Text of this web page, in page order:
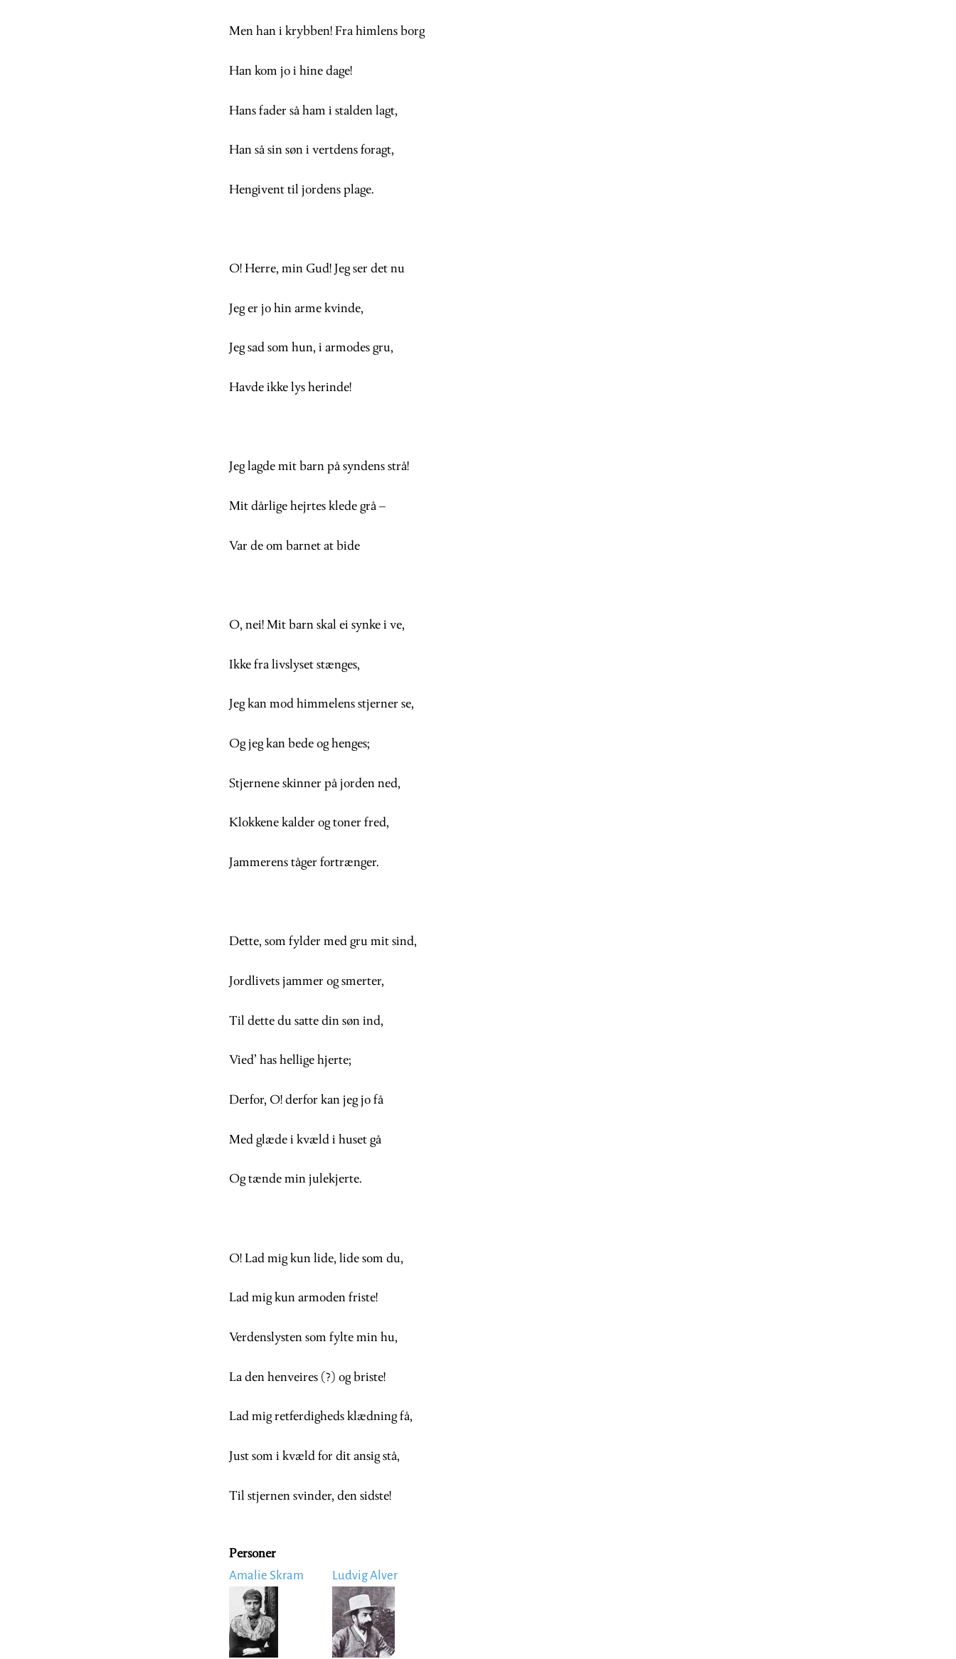
Men han i krybben! Fra himlens borg
Han kom jo i hine dage!
Hans fader så ham i stalden lagt,
Han så sin søn i vertdens foragt,
Hengivent til jordens plage.
O! Herre, min Gud! Jeg ser det nu
Jeg er jo hin arme kvinde,
Jeg sad som hun, i armodes gru,
Havde ikke lys herinde!
Jeg lagde mit barn på syndens strå!
Mit dårlige hejrtes klede grå –
Var de om barnet at bide
O, nei! Mit barn skal ei synke i ve,
Ikke fra livslyset stænges,
Jeg kan mod himmelens stjerner se,
Og jeg kan bede og henges;
Stjernene skinner på jorden ned,
Klokkene kalder og toner fred,
Jammerens tåger fortrænger.
Dette, som fylder med gru mit sind,
Jordlivets jammer og smerter,
Til dette du satte din søn ind,
Vied’ has hellige hjerte;
Derfor, O! derfor kan jeg jo få
Med glæde i kvæld i huset gå
Og tænde min julekjerte.
O! Lad mig kun lide, lide som du,
Lad mig kun armoden friste!
Verdenslysten som fylte min hu,
La den henveires (?) og briste!
Lad mig retferdigheds klædning få,
Just som i kvæld for dit ansig stå,
Til stjernen svinder, den sidste!
Personer
Amalie Skram
Image
Ludvig Alver
Image